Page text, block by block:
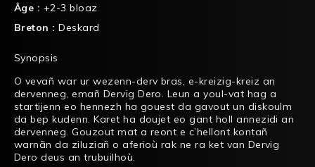
Âge : +2-3 bloaz
Breton :Deskard
Synopsis
O vevañ war ur wezenn-derv bras, e-kreizig-kreiz an
dervenneg, emañ Dervig Dero. Leun a youl-vat hag a
startijenn eo hennezh ha gouest da gavout un diskoulm
da bep kudenn. Karet ha doujet eo gant holl annezidi an
dervenneg. Gouzout mat a reont e c’hellont kontañ
warnãn da ziluziañ o aferioù rak ne ra ket van Dervig
Dero deus an trubuilhoù.